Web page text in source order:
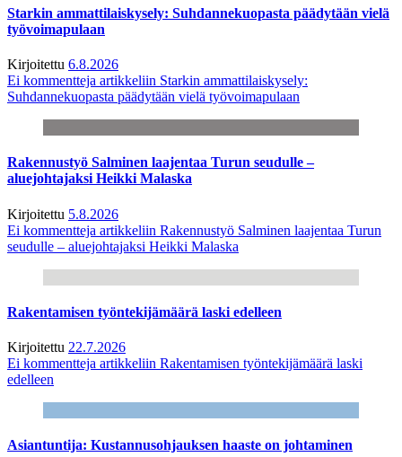
Starkin ammattilaiskysely: Suhdannekuopasta päädytään vielä
työvoimapulaan
Kirjoitettu 6.8.2026
Ei kommentteja artikkeliin Starkin ammattilaiskysely:
Suhdannekuopasta päädytään vielä työvoimapulaan
Rakennustyö Salminen laajentaa Turun seudulle –
aluejohtajaksi Heikki Malaska
Kirjoitettu 5.8.2026
Ei kommentteja artikkeliin Rakennustyö Salminen laajentaa Turun
seudulle – aluejohtajaksi Heikki Malaska
Rakentamisen työntekijämäärä laski edelleen
Kirjoitettu 22.7.2026
Ei kommentteja artikkeliin Rakentamisen työntekijämäärä laski
edelleen
Asiantuntija: Kustannusohjauksen haaste on johtaminen